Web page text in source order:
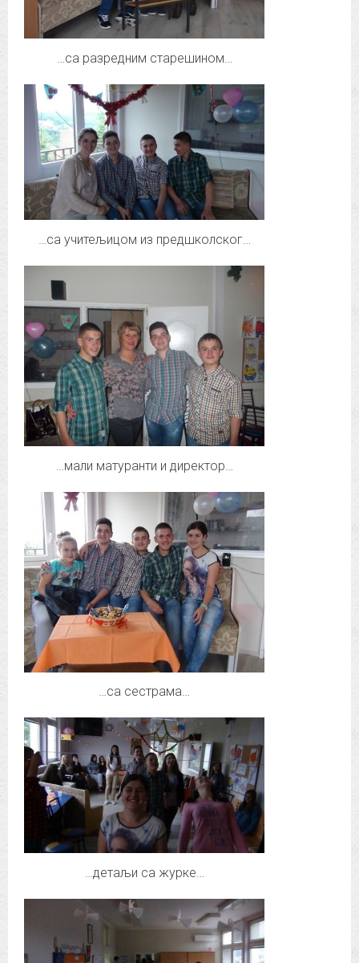
…са разредним старешином…
…са учитељицом из предшколског…
…мали матуранти и директор…
…са сестрама…
…детаљи са журке…